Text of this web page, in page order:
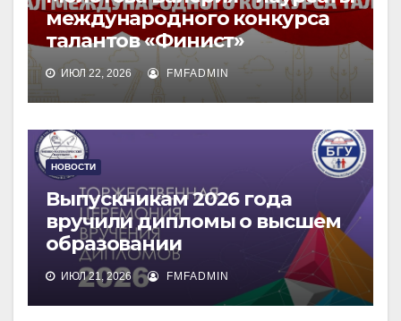
международного конкурса
талантов «Финист»
ИЮЛ 22, 2026 FMFADMIN
НОВОСТИ
Выпускникам 2026 года
вручили дипломы о высшем
образовании
ИЮЛ 21, 2026 FMFADMIN